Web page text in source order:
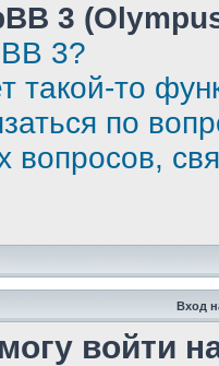
3
3?
такой-то
по
вопросов,
Вход
войти